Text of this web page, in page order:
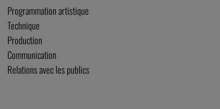
Programmation artistique
Technique
Production
Communication
Relations avec les publics